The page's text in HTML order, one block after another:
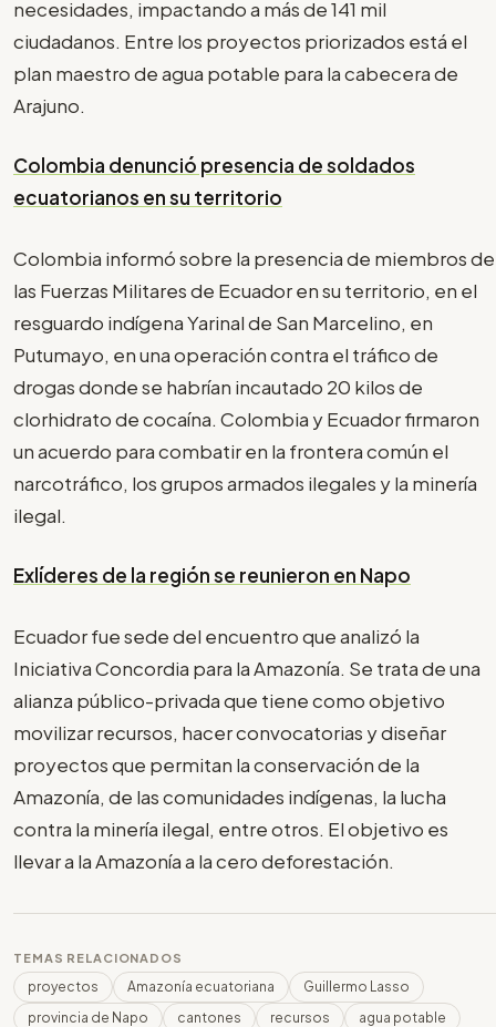
necesidades, impactando a más de 141 mil
ciudadanos. Entre los proyectos priorizados está el
plan maestro de agua potable para la cabecera de
Arajuno.
Colombia denunció presencia de soldados
ecuatorianos en su territorio
Colombia informó sobre la presencia de miembros de
las Fuerzas Militares de Ecuador en su territorio, en el
resguardo indígena Yarinal de San Marcelino, en
Putumayo, en una operación contra el tráfico de
drogas donde se habrían incautado 20 kilos de
clorhidrato de cocaína. Colombia y Ecuador firmaron
un acuerdo para combatir en la frontera común el
narcotráfico, los grupos armados ilegales y la minería
ilegal.
Exlíderes de la región se reunieron en Napo
Ecuador fue sede del encuentro que analizó la
Iniciativa Concordia para la Amazonía. Se trata de una
alianza público-privada que tiene como objetivo
movilizar recursos, hacer convocatorias y diseñar
proyectos que permitan la conservación de la
Amazonía, de las comunidades indígenas, la lucha
contra la minería ilegal, entre otros. El objetivo es
llevar a la Amazonía a la cero deforestación.
TEMAS RELACIONADOS
proyectos Amazonía ecuatoriana
Guillermo Lasso
provincia de Napo
cantones recursos
agua potable